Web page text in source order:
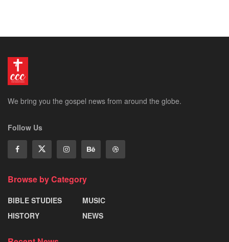
We bring you the gospel news from around the globe.
Follow Us
Browse by Category
BIBLE STUDIES
HISTORY
MUSIC
NEWS